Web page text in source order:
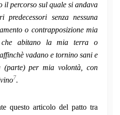
il percorso sul quale si andava
senza nessuna
o contrapposizione mia
abitano la mia terra o
vadano e tornino sani e
(parte) per mia volontà, con
7.
questo articolo del patto tra